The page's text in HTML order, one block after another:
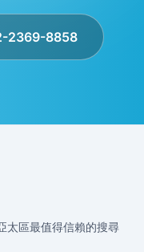
2369-8858
太區最值得信賴的搜尋